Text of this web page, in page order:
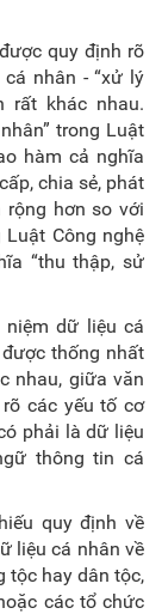
quy định rõ
nhân - “xử lý
rất khác nhau.
trong Luật
hàm cả nghĩa
chia sẻ, phát
rộng hơn so với
Công nghệ
“thu thập, sử
niệm dữ liệu cá
thống nhất
nhau, giữa văn
các yếu tố cơ
phải là dữ liệu
thông tin cá
quy định về
liệu cá nhân về
tộc hay dân tộc,
các tổ chức